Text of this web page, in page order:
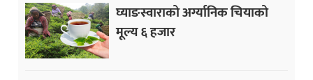
घ्याङस्वाराको अर्ग्यानिक चियाको
मूल्य ६ हजार